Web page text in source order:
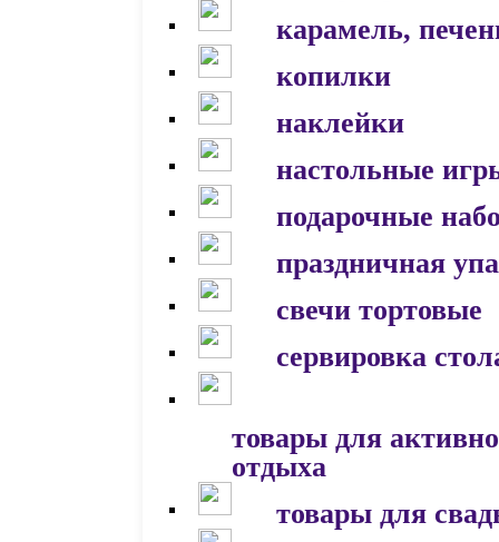
карамель,
копилки
наклейки
настольные
подарочные
праздничная
свечи тортовые
сервировка
товары для
отдыха
товары для